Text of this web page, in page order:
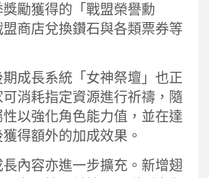
勵獲得的「戰盟榮譽勳
商店兌換鑽石與各類票券等
成長系統「女神祭壇」也正
消耗指定資源進行祈禱，隨
以強化角色能力值，並在達
得額外的加成效果。
內容亦進一步擴充。新增翅